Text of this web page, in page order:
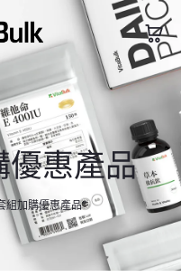
惠產品
組加購優惠產品”